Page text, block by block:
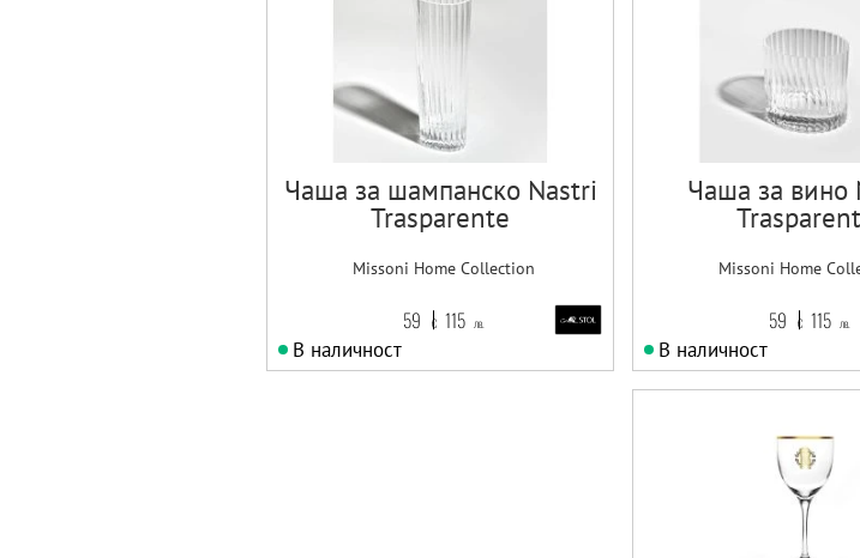
Чаша за шампанско Nastri
Trasparente
Missoni Home Collection
59 € 115 лв.
В наличност
Чаша за вино
Missoni Home
59 € 115 лв.
В наличност